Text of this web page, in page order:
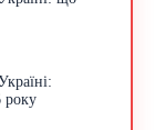
року